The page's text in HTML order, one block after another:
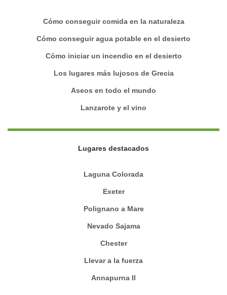
Cómo conseguir comida en la naturaleza
Cómo conseguir agua potable en el desierto
Cómo iniciar un incendio en el desierto
Los lugares más lujosos de Grecia
Aseos en todo el mundo
Lanzarote y el vino
Lugares destacados
Laguna Colorada
Exeter
Polignano a Mare
Nevado Sajama
Chester
Llevar a la fuerza
Annapurna II